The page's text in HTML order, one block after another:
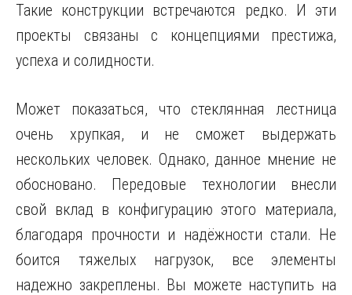
Такие конструкции встречаются редко. И эти
проекты связаны с концепциями престижа,
успеха и солидности.
Может показаться, что стеклянная лестница
очень хрупкая, и не сможет выдержать
нескольких человек. Однако, данное мнение не
обосновано. Передовые технологии внесли
свой вклад в конфигурацию этого материала,
благодаря прочности и надёжности стали. Не
боится тяжелых нагрузок, все элементы
надежно закреплены. Вы можете наступить на